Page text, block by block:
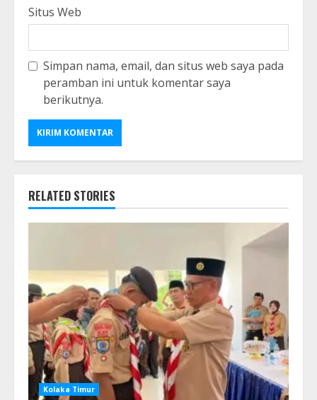
Situs Web
Simpan nama, email, dan situs web saya pada
peramban ini untuk komentar saya
berikutnya.
RELATED STORIES
Kolaka Timur